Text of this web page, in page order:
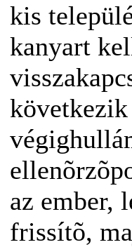
kis
kanyart
következik
az ember,
frissítõ,